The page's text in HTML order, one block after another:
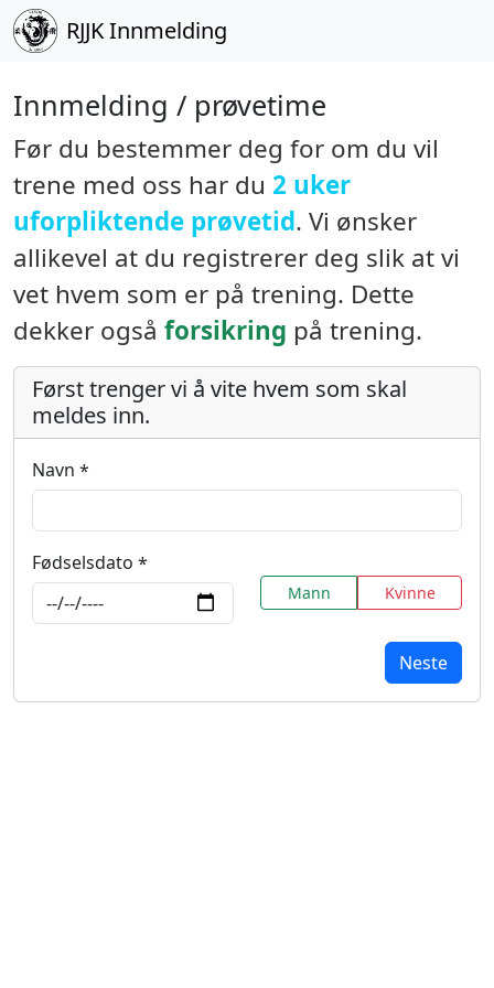
RJJKInnmelding
Innmelding / prøvetime
Før du bestemmer deg for om du vil
trene med oss har du 2 uker
uforpliktende prøvetid. Vi ønsker
allikevel at du registrerer deg slik at vi
vet hvem som er på trening. Dette
dekker også forsikring på trening.
Først trenger vi å vite hvem som skal
meldes inn.
Navn
Fødselsdato
Mann Kvinne
Neste